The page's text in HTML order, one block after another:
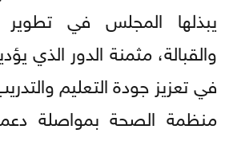
يبذلها المجلس في
والقبالة، مثمنة الدور الذي
في تعزيز جودة التعليم
منظمة الصحة بمواصلة